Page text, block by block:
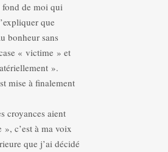
de moi qui
que
bonheur sans
« victime » et
».
mise à finalement
croyances aient
», c’est à ma voix
que j’ai décidé